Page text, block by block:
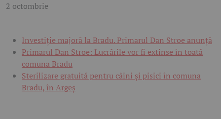
2 octombrie
Investiție majoră la Bradu. Primarul Dan Stroe anunță
Primarul Dan Stroe: Lucrările vor fi extinse în toată
comuna Bradu
Sterilizare gratuită pentru câini și pisici în comuna
Bradu, în Argeș